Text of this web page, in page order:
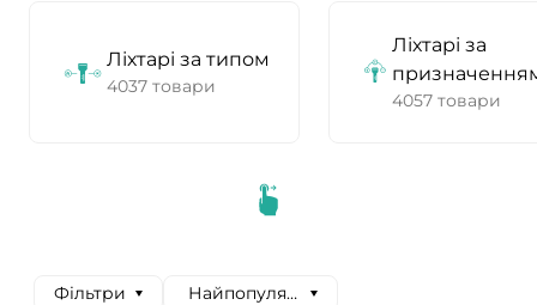
Ліхтарі за типом
4037 товари
Ліхтарі за
4057 товари
Фільтри Найпопулярніші спочатку